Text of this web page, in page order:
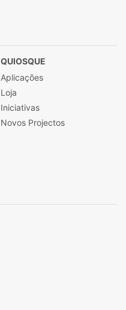
QUIOSQUE
Aplicações
Loja
Iniciativas
Novos Projectos